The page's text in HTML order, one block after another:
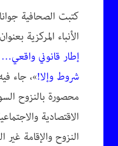
كتبت الصحافية
الأنباء المركزية
إطار قانوني
شروط وإلا!»، جاء
محصورة بالنزوح
الاقتصادية
النزوح والإقامة